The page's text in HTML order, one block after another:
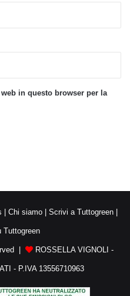
in questo browser per la
Chi siamo| Scrivi a Tuttogreen|
Tuttogreen
| ROSSELLA VIGNOLI -
- P.IVA 13556710963